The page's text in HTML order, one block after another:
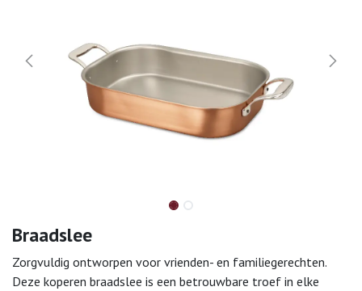
Braadslee
Zorgvuldig ontworpen voor vrienden- en familiegerechten.
Deze koperen braadslee is een betrouwbare troef in elke